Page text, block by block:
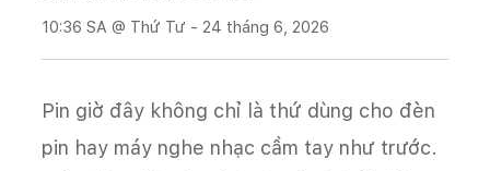
10:36 SA @ Thứ Tư - 24 tháng 6, 2026
Pin giờ đây không chỉ là thứ dùng cho đèn
pin hay máy nghe nhạc cầm tay như trước.